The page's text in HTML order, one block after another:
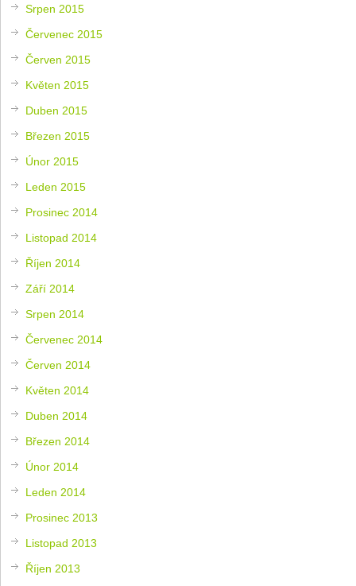
Srpen 2015
Červenec 2015
Červen 2015
Květen 2015
Duben 2015
Březen 2015
Únor 2015
Leden 2015
Prosinec 2014
Listopad 2014
Říjen 2014
Září 2014
Srpen 2014
Červenec 2014
Červen 2014
Květen 2014
Duben 2014
Březen 2014
Únor 2014
Leden 2014
Prosinec 2013
Listopad 2013
Říjen 2013